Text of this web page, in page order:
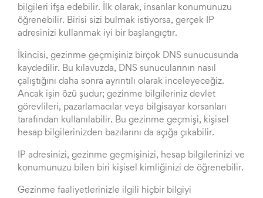
bilgileri ifşa edebilir. İlk olarak, insanlar konumunuzu
öğrenebilir. Birisi sizi bulmak istiyorsa, gerçek IP
adresinizi kullanmak iyi bir başlangıçtır.
İkincisi, gezinme geçmişiniz birçok DNS sunucusunda
kaydedilir. Bu kılavuzda, DNS sunucularının nasıl
çalıştığını daha sonra ayrıntılı olarak inceleyeceğiz.
Ancak işin özü şudur; gezinme bilgileriniz devlet
görevlileri, pazarlamacılar veya bilgisayar korsanları
tarafından kullanılabilir. Bu gezinme geçmişi, kişisel
hesap bilgilerinizden bazılarını da açığa çıkabilir.
IP adresinizi, gezinme geçmişinizi, hesap bilgilerinizi ve
konumunuzu bilen biri kişisel kimliğinizi de öğrenebilir.
Gezinme faaliyetlerinizle ilgili hiçbir bilgiyi